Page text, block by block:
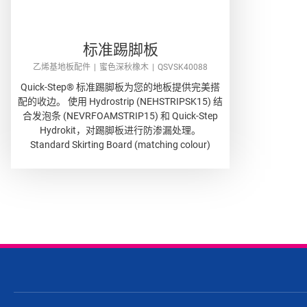
标准踢脚板
乙烯基地板配件 蜜色深秋橡木 QSVSK40088
Quick-Step® 标准踢脚板为您的地板提供完美搭
配的收边。 使用 Hydrostrip (NEHSTRIPSK15) 结
合发泡条 (NEVRFOAMSTRIP15) 和 Quick-Step
Hydrokit，对踢脚板进行防渗漏处理。
Standard Skirting Board (matching colour)